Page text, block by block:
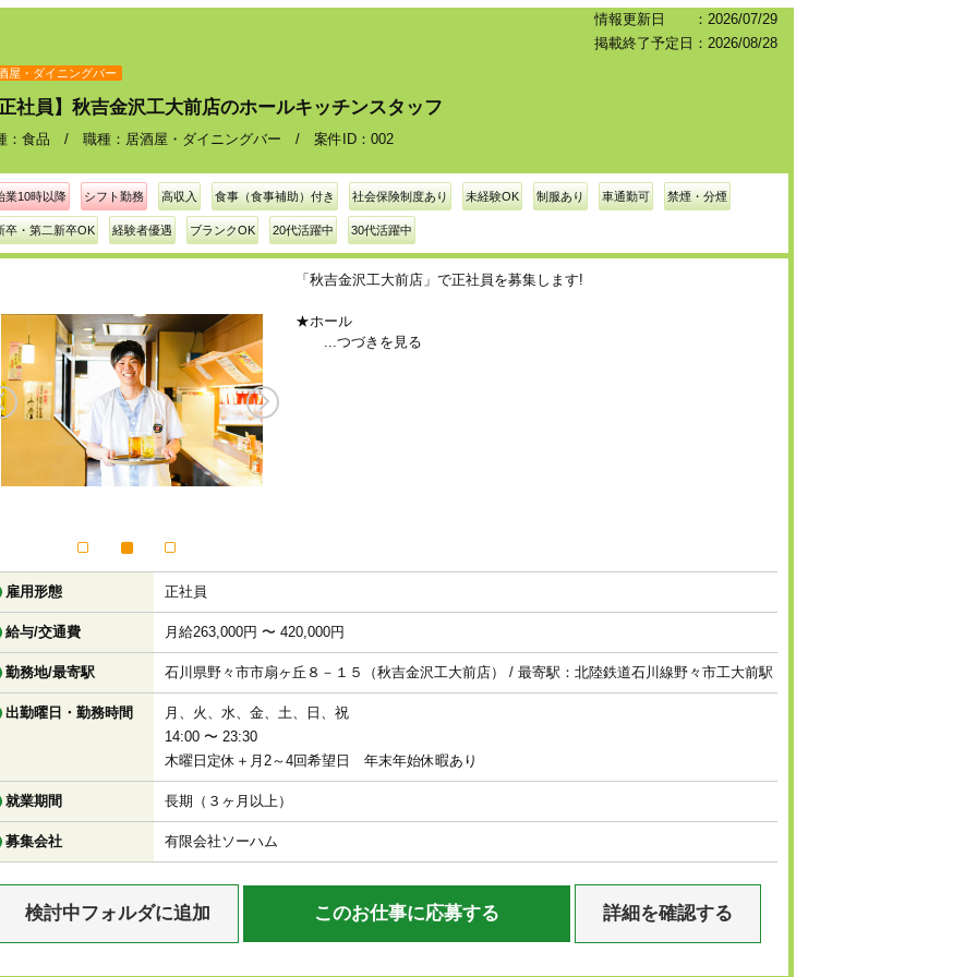
情報更新日 ：2026/07/29
掲載終了予定日：2026/08/28
屋・ダイニングバー
正社員】秋吉金沢工大前店のホールキッチンスタッフ
：食品 / 職種：居酒屋・ダイニングバー / 案件ID：002
業10時以降 シフト勤務 高収入 食事（食事補助）付き 社会保険制度あり 未経験OK 制服あり 車通勤可 禁煙・分煙
卒・第二新卒OK 経験者優遇 ブランクOK 20代活躍中 30代活躍中
「秋吉金沢工大前店」で正社員を募集します!
★ホール
...つづきを見る
雇用形態 正社員
給与/交通費 月給263,000円 〜 420,000円
勤務地/最寄駅 石川県野々市市扇ヶ丘８－１５（秋吉金沢工大前店） / 最寄駅：北陸鉄道石川線野々市工大前駅
出勤曜日・勤務時間
月、火、水、金、土、日、祝
14:00 〜 23:30
木曜日定休＋月2～4回希望日 年末年始休暇あり
就業期間 長期（３ヶ月以上）
募集会社 有限会社ソーハム
検討中フォルダに追加 このお仕事に応募する 詳細を確認する